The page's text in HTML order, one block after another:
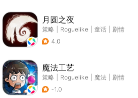
月圆之夜
策略 Roguelike 童话
剧情
4.0
魔法工艺
策略 Roguelike 魔法
剧情
-1.0